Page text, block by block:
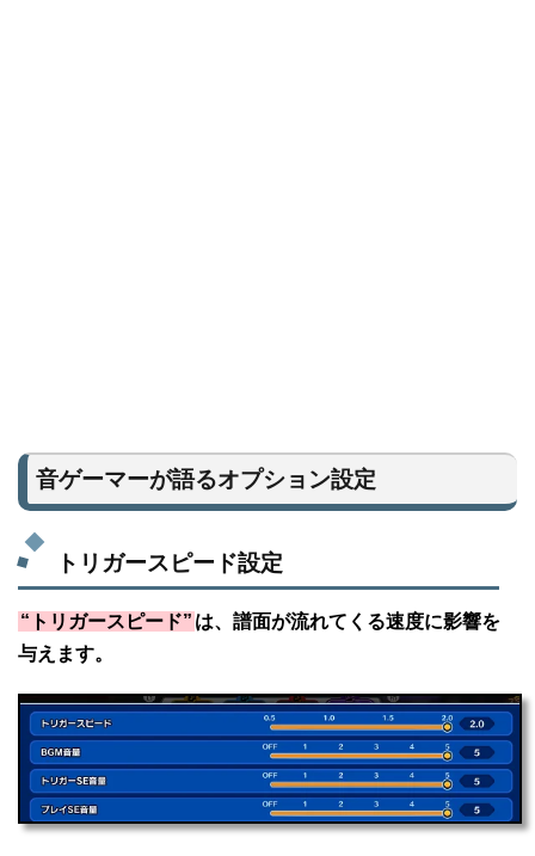
音ゲーマーが語るオプション設定
トリガースピード設定
“トリガースピード” は、譜面が流れてくる速度に影響を
与えます。